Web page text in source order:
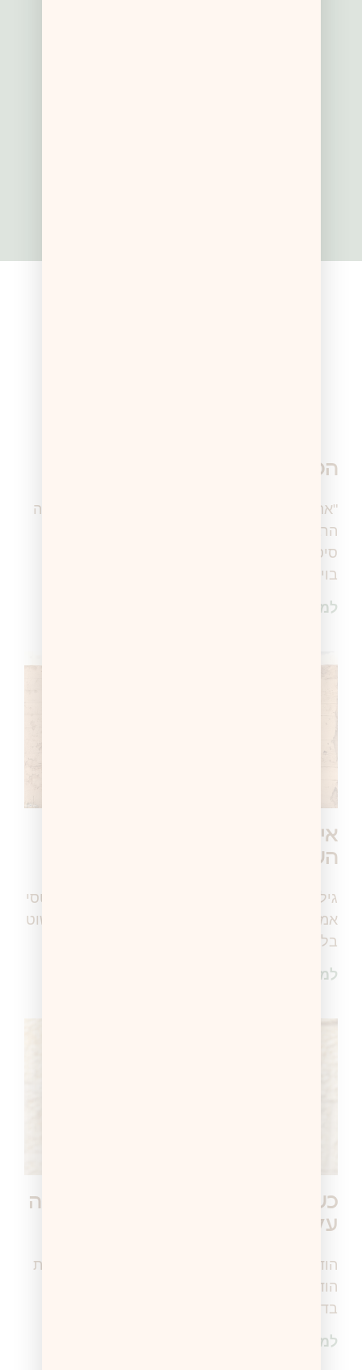
המספר 69 בויקיפדיה
"אתה חייב לחפש 69 בויקיפדיה" בתקופה האחרונה
סיפרו אחד לשני בסודי סודות שאם הם יכתבו
בויקידפיה את המספר
למידע נוסף >
איך מגיעים לעולם? מחשבות על
השיר של פאר טסי
גילוי נאות אני ממש אוהבת את השירים של פאר טסי
אמן אצליח להשיג כרטיסים להופעה שלו כי זה פשוט
בלתי אפשרי. והשבוע, בשעת לילה מאוחרת
למידע נוסף >
כשבדיחה פשוטה מלמדת אותי הרבה
על חינוך מיני
הודעה המפתיעה יומיים לתוך המלחמה אני מקבלת
הודעה מתלמיד שלי (כיתה י"א): "הי סהר, יש לי
בדיחה ממש טובה לספר לך אבל היא מאוד גסה
למידע נוסף >